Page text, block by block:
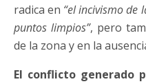
radica en “el incivismo de
puntos limpios”, pero
de la zona y en la
El conflicto generado